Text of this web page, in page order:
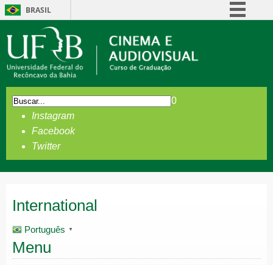
BRASIL
Comunica BR
Acesso à informação
Legislação
0
Instagram
Facebook
Twitter
International
Português ▼
Menu